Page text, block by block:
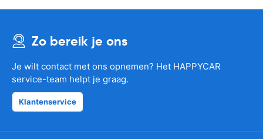
Zo bereik je ons
Je wilt contact met ons opnemen? Het HAPPYCAR
service-team helpt je graag.
Klantenservice